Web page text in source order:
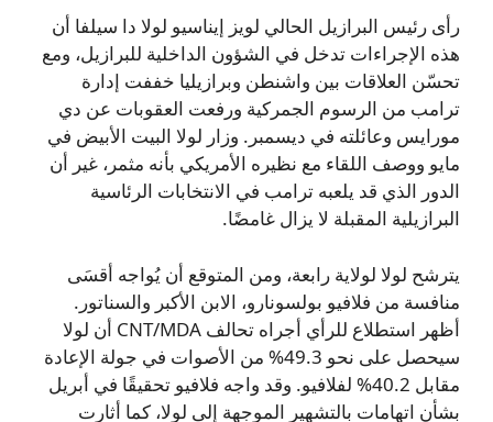
رأى رئيس البرازيل الحالي لويز إيناسيو لولا دا سيلفا أن
هذه الإجراءات تدخل في الشؤون الداخلية للبرازيل، ومع
تحسّن العلاقات بين واشنطن وبرازيليا خففت إدارة
ترامب من الرسوم الجمركية ورفعت العقوبات عن دي
مورايس وعائلته في ديسمبر. وزار لولا البيت الأبيض في
مايو ووصف اللقاء مع نظيره الأمريكي بأنه مثمر، غير أن
الدور الذي قد يلعبه ترامب في الانتخابات الرئاسية
البرازيلية المقبلة لا يزال غامضًا.
يترشح لولا لولاية رابعة، ومن المتوقع أن يُواجه أقسَى
منافسة من فلافيو بولسونارو، الابن الأكبر والسناتور.
أظهر استطلاع للرأي أجراه تحالف CNT/MDA أن لولا
سيحصل على نحو 49.3% من الأصوات في جولة الإعادة
مقابل 40.2% لفلافيو. وقد واجه فلافيو تحقيقًا في أبريل
بشأن اتهامات بالتشهير الموجهة إلى لولا، كما أثارت